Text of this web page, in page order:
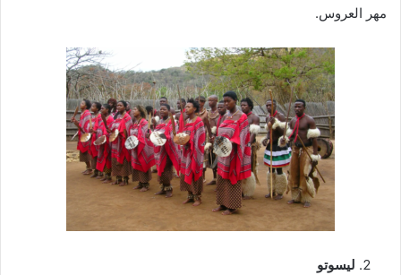
مهر العروس.
ليسوتو